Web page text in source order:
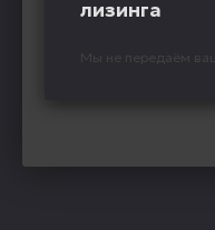
лизинга
Мы не передаём